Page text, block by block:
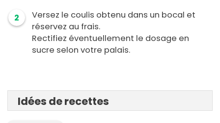
2
Versez le coulis obtenu dans un bocal et
réservez au frais.
Rectifiez éventuellement le dosage en
sucre selon votre palais.
Idées de recettes